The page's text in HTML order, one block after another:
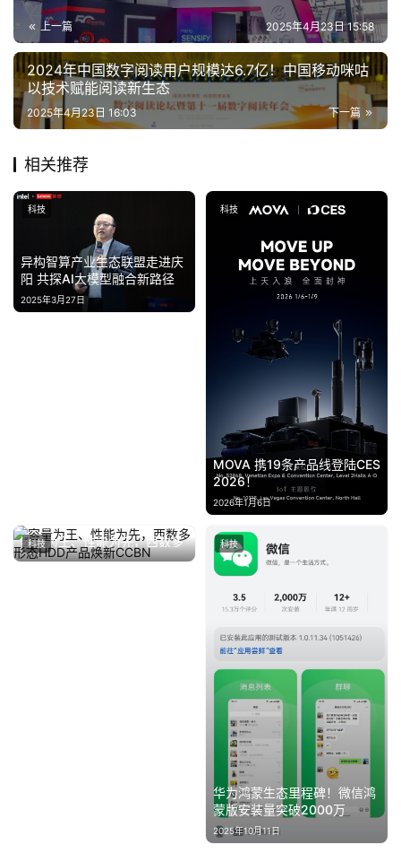
财
经
教
育
专
汽
车
·
登录 注册
上一篇 2025年4月23日 15:58
2024年中国数字阅读用户规模达6.7亿！中国移动咪咕
以技术赋能阅读新生态
下一篇
2025年4月23日 16:03
相关推荐
异构智算产业生态联盟走进庆
阳 共探AI大模型融合新路径
2025年3月27日
科技
MOVA 携19条产品线登陆CES
2026！
2026年1月6日
科技
容量为王、性能为先，西数多
形态HDD产品焕新CCBN
2025年4月27日
科技
华为鸿蒙生态里程碑！微信鸿
蒙版安装量突破2000万
2025年10月11日
科技